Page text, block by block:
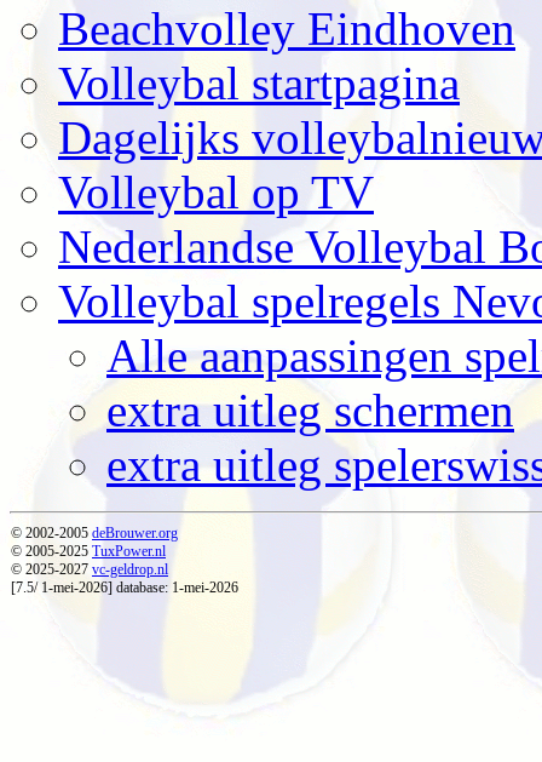
Beachvolley Eindhoven
Volleybal startpagina
Dagelijks
Volleybal op TV
Nederlandse Volleybal
Volleybal spelregels
Alle aanpassingen
extra uitleg schermen
extra uitleg
© 2002-2005 deBrouwer.org
© 2005-2025 TuxPower.nl
© 2025-2027 vc-geldrop.nl
[7.5/ 1-mei-2026] database: 1-mei-2026